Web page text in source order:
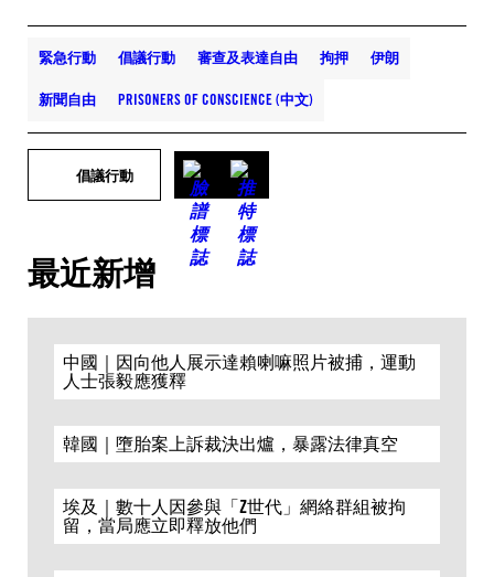
緊急行動 倡議行動 審查及表達自由 拘押 伊朗
新聞自由 PRISONERS OF CONSCIENCE (中文)
倡議行動
最近新增
中國｜因向他人展示達賴喇嘛照片被捕，運動
人士張毅應獲釋
韓國｜墮胎案上訴裁決出爐，暴露法律真空
埃及｜數十人因參與「Z世代」網絡群組被拘
留，當局應立即釋放他們